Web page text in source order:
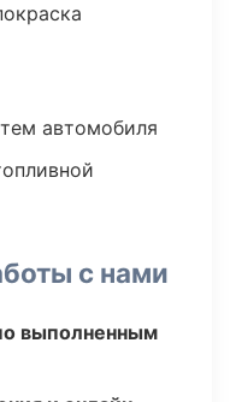
автомобиля
с нами
выполненным